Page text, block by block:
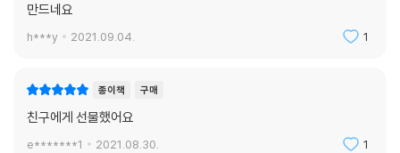
만드네요
h***y 2021.09.04. 1
종이책 구매
친구에게 선물했어요
e*******1 2021.08.30. 1